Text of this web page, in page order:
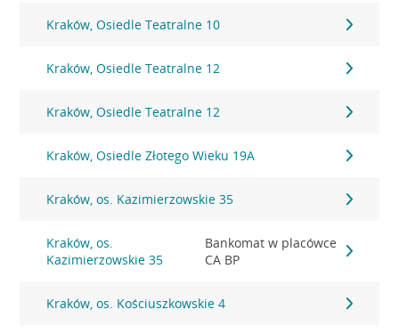
Kraków, Osiedle Teatralne 10
Kraków, Osiedle Teatralne 12
Kraków, Osiedle Teatralne 12
Kraków, Osiedle Złotego Wieku 19A
Kraków, os. Kazimierzowskie 35
Kraków, os.
Kazimierzowskie 35
Bankomat w placówce
CA BP
Kraków, os. Kościuszkowskie 4